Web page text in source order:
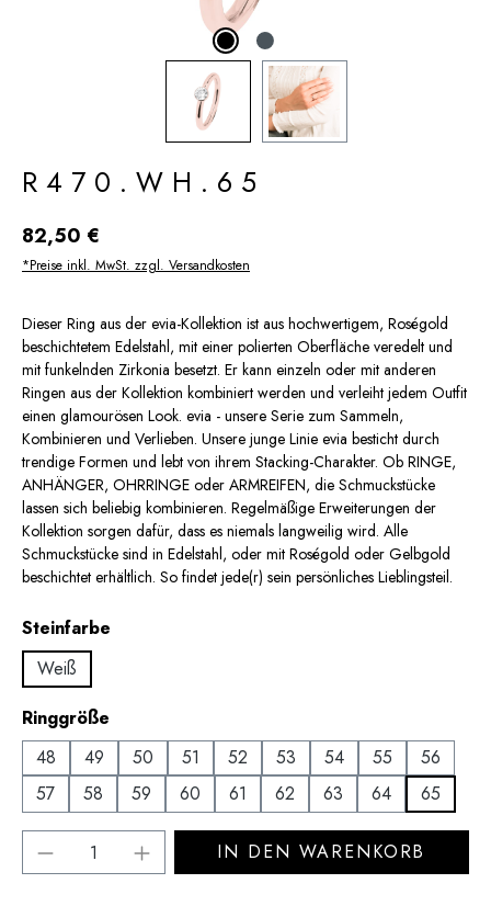
R470.WH.65
Regulärer Preis:
82,50 €
*Preise inkl. MwSt. zzgl. Versandkosten
Dieser Ring aus der evia-Kollektion ist aus hochwertigem, Roségold
beschichtetem Edelstahl, mit einer polierten Oberfläche veredelt und
mit funkelnden Zirkonia besetzt. Er kann einzeln oder mit anderen
Ringen aus der Kollektion kombiniert werden und verleiht jedem Outfit
einen glamourösen Look. evia - unsere Serie zum Sammeln,
Kombinieren und Verlieben. Unsere junge Linie evia besticht durch
trendige Formen und lebt von ihrem Stacking-Charakter. Ob RINGE,
ANHÄNGER, OHRRINGE oder ARMREIFEN, die Schmuckstücke
lassen sich beliebig kombinieren. Regelmäßige Erweiterungen der
Kollektion sorgen dafür, dass es niemals langweilig wird. Alle
Schmuckstücke sind in Edelstahl, oder mit Roségold oder Gelbgold
beschichtet erhältlich. So findet jede(r) sein persönliches Lieblingsteil.
Steinfarbe
Weiß
Ringgröße
48
49 50 51 52 53 54 55
56
57
58 59 60 61 62 63 64 65
Produkt Anzahl: Gib den gewünschten
IN DEN WARENKORB